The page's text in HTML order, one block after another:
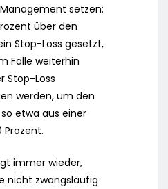
setzen:
über den
Stop-Loss gesetzt,
Falle weiterhin
Stop-Loss
werden, um den
etwa aus einer
Prozent.
immer wieder,
nicht zwangsläufig